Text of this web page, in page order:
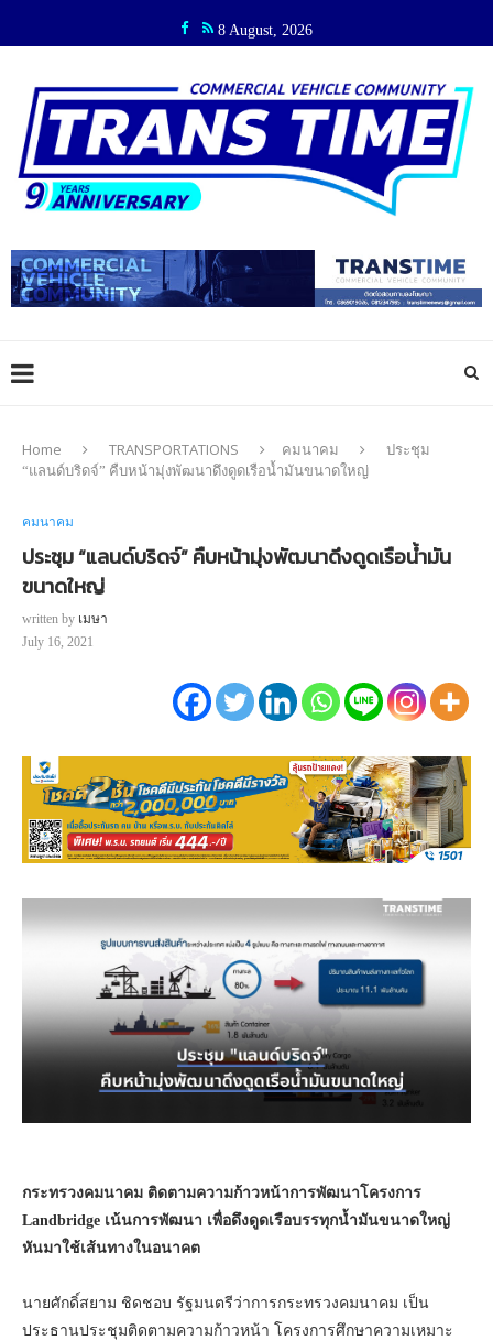
8 August, 2026
Home TRANSPORTATIONS คมนาคม
ประชุม
“แลนด์บริดจ์” คืบหน้ามุ่งพัฒนาดึงดูดเรือน้ำมันขนาดใหญ่
คมนาคม
ประชุม “แลนด์บริดจ์” คืบหน้ามุ่งพัฒนาดึงดูดเรือน้ำมัน
ขนาดใหญ่
written by เมษา
July 16, 2021
กระทรวงคมนาคม ติดตามความก้าวหน้าการพัฒนาโครงการ
Landbridge เน้นการพัฒนา เพื่อดึงดูดเรือบรรทุกน้ำมันขนาดใหญ่
หันมาใช้เส้นทางในอนาคต
นายศักดิ์สยาม ชิดชอบ รัฐมนตรีว่าการกระทรวงคมนาคม เป็น
ประธานประชุมติดตามความก้าวหน้า โครงการศึกษาความเหมาะ